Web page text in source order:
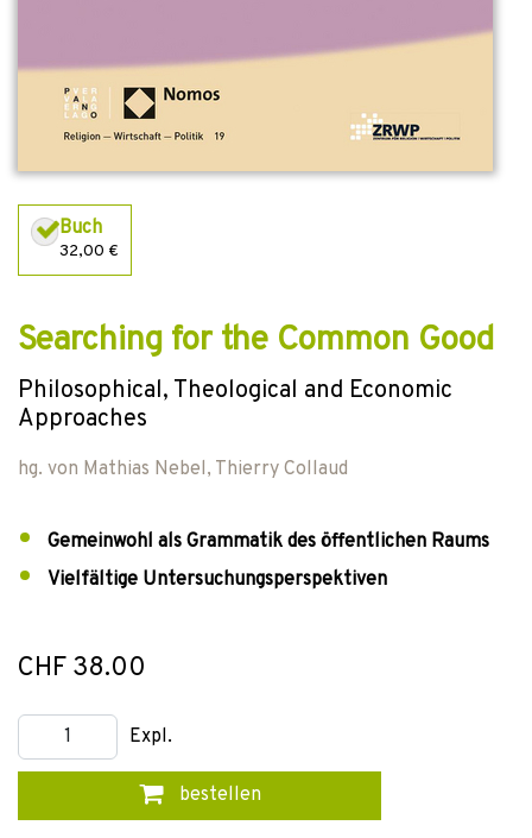
Buch
32,00 €
Searching for the Common Good
Philosophical, Theological and Economic
Approaches
hg. von Mathias Nebel, Thierry Collaud
Gemeinwohl als Grammatik des öffentlichen Raums
Vielfältige Untersuchungsperspektiven
CHF 38.00
Expl.
bestellen